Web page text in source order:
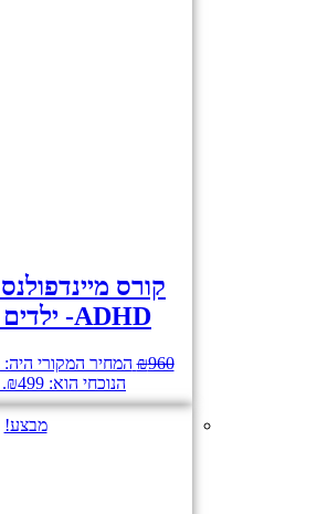
קורס
ADHD- ילדים ומתבגרים
₪960 המחיר המקורי היה: ₪960.
הנוכחי הוא: ₪499.
מבצע!